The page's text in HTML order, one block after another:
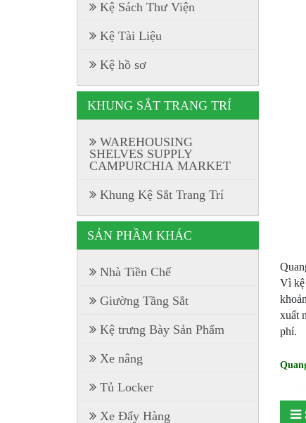
Vì kệ
xuất
phí.
Kệ Sách Thư Viện
Kệ Tài Liệu
Kệ hồ sơ
KHUNG SẮT TRANG TRÍ
WAREHOUSING
SHELVES SUPPLY
CAMPURCHIA MARKET
Khung Kệ Sắt Trang Trí
SẢN PHẦM KHÁC
Nhà Tiền Chế
Giường Tầng Sắt
Kệ trưng Bày Sản Phẩm
Xe nâng
Tủ Locker
Xe Đẩy Hàng